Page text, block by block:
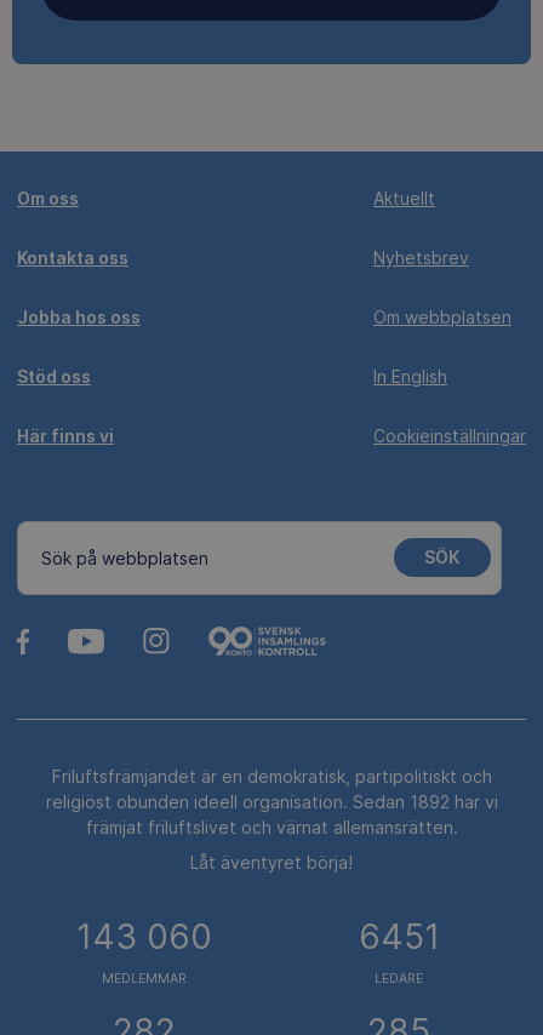
Om oss
Kontakta oss
Jobba hos oss
Stöd oss
Här finns vi
Aktuellt
Nyhetsbrev
Om webbplatsen
In English
Cookieinställningar
Sök på webbplatsen SÖK
Friluftsfrämjandet är en demokratisk, partipolitiskt och
religiöst obunden ideell organisation. Sedan 1892 har vi
främjat friluftslivet och värnat allemansrätten.
Låt äventyret börja!
143 060
MEDLEMMAR
6451
LEDARE